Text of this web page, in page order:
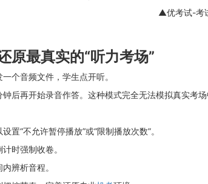
▲优考试-考
原最真实的“听力考场”
个音频文件，学生点开听。
后再开始录音作答。这种模式完全无法模拟真实考场
“不允许暂停播放”或“限制播放次数”。
时强制收卷。
辨析音程。